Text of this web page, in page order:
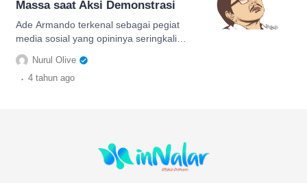
Massa saat Aksi Demonstrasi
Ade Armando terkenal sebagai pegiat
media sosial yang opininya seringkali
menyudutkan suatu kaum dan agama
tertentu.
Nurul Olive
. 4 tahun ago